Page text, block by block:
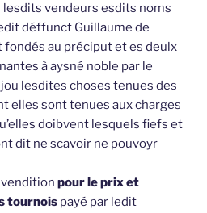
lesdits vendeurs esdits noms
déffunct Guillaume de
au préciput et es deulx
à aysné noble par le
lesdites choses tenues des
elles sont tenues aux charges
doibvent lesquels fiefs et
dit ne scavoir ne pouvoyr
pour le prix et
tournois payé par ledit